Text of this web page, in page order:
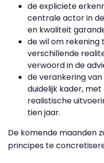
de expliciete
centrale actor in
en kwaliteit
de wil om rekening
verschillende
verwoord in de
de verankering
duidelijk kader,
realistische
tien jaar.
De komende maanden
principes te